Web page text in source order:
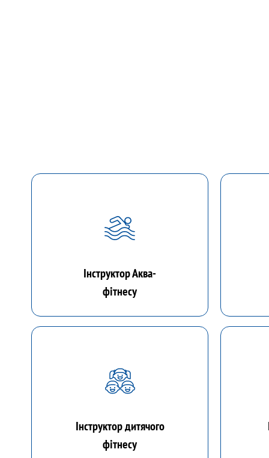
Інструктор Аква-
фітнесу
Інструктор дитячого
фітнесу